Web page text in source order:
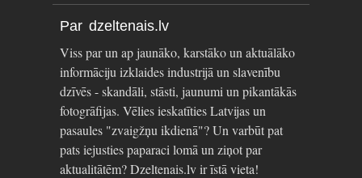
Par dzeltenais.lv
Viss par un ap jaunāko, karstāko un aktuālāko
informāciju izklaides industrijā un slavenību
dzīvēs - skandāli, stāsti, jaunumi un pikantākās
fotogrāfijas. Vēlies ieskatīties Latvijas un
pasaules "zvaigžņu ikdienā"? Un varbūt pat
pats iejusties paparaci lomā un ziņot par
aktualitātēm? Dzeltenais.lv ir īstā vieta!